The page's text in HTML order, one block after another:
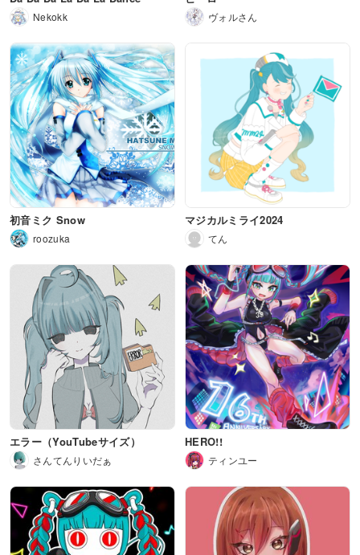
Nekokk ヴォルさん
初音ミク Snow
roozuka
マジカルミライ2024
てん
エラー（YouTubeサイズ）
さんてんりいだぁ
HERO!!
ティンユー